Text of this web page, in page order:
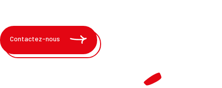
Contactez-nous